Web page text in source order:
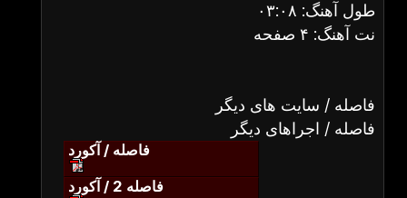
طول آهنگ: ۰۳:۰۸
نت آهنگ: ۴ صفحه
فاصله / سایت های دیگر
فاصله / اجراهای دیگر
فاصله / آکورد
فاصله 2 / آکورد